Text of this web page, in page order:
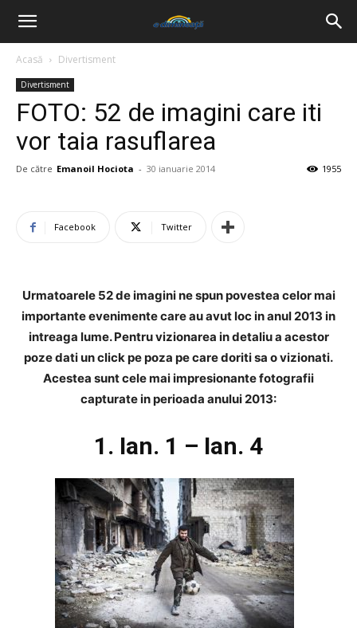
Acasă Divertisment
Divertisment
FOTO: 52 de imagini care iti
vor taia rasuflarea
De către Emanoil Hociota - 30 ianuarie 2014 1955
Facebook Twitter
Urmatoarele 52 de imagini ne spun povestea celor mai
importante evenimente care au avut loc in anul 2013 in
intreaga lume. Pentru vizionarea in detaliu a acestor
poze dati un click pe poza pe care doriti sa o vizionati.
Acestea sunt cele mai impresionante fotografii
capturate in perioada anului 2013:
1. Ian. 1 – Ian. 4